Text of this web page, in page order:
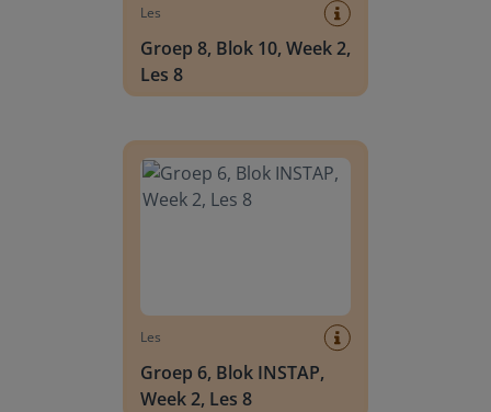
Les
Groep 8, Blok 10, Week 2,
Les 8
Les
Groep 6, Blok INSTAP,
Week 2, Les 8